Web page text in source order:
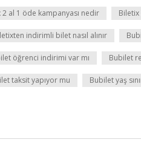
2 al 1 öde kampanyası nedir
indirimli bilet nasıl alınır
öğrenci indirimi var mı Bubilet
taksit yapıyor mu Bubilet yaş